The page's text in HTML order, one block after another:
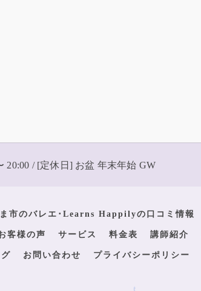
20:00 / [定休日] お盆 年末年始 GW
市のバレエ･Learns Happilyの口コミ情報
客様の声 サービス 料金表 講師紹介
お問い合わせ プライバシーポリシー